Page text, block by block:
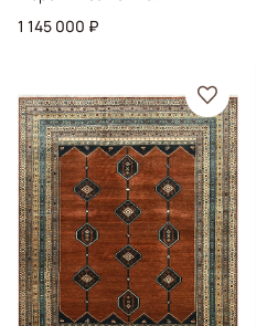
1 145 000 ₽